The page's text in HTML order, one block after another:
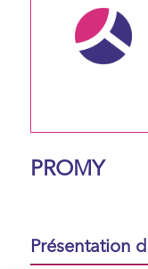
PROMY
Présentation